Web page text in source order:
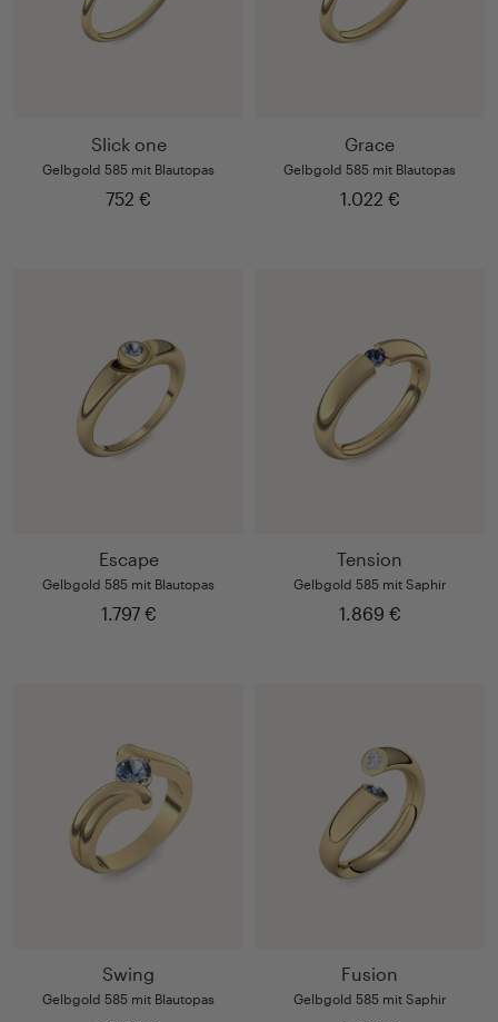
Slick one
Gelbgold 585 mit Blautopas
752 €
Grace
Gelbgold 585 mit Blautopas
1.022 €
Escape
Gelbgold 585 mit Blautopas
1.797 €
Tension
Gelbgold 585 mit Saphir
1.869 €
Swing
Gelbgold 585 mit Blautopas
Fusion
Gelbgold 585 mit Saphir